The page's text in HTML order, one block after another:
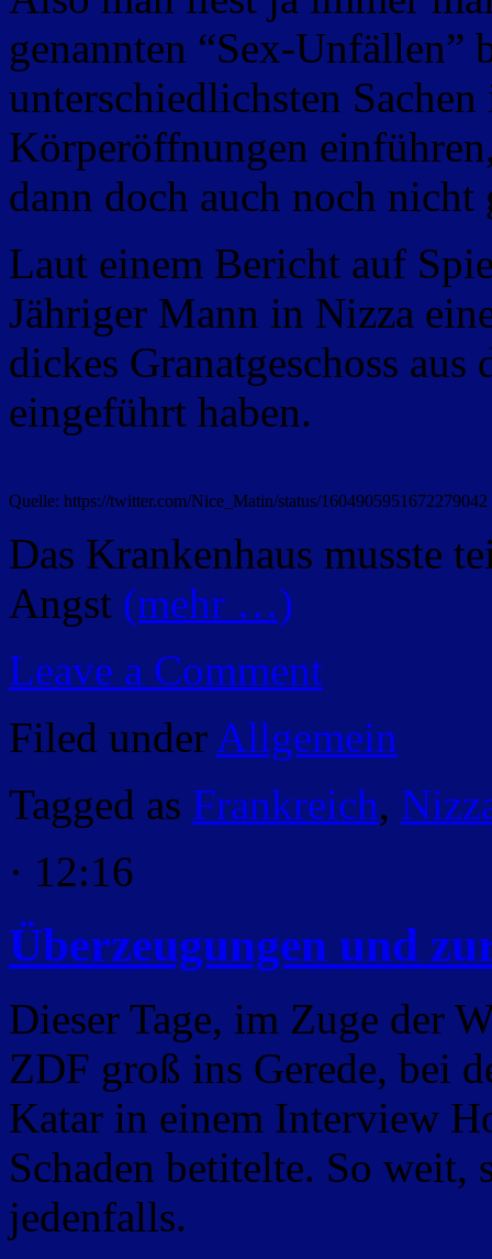
genannten “Sex-Unfällen”
unterschiedlichsten
Körperöffnungen
dann doch auch noch nicht
Laut einem Bericht auf
Jähriger Mann in Nizza
dickes Granatgeschoss
eingeführt haben.
Quelle: https://twitter.com/Nice_Matin/status/1604905951672279042
Das Krankenhaus musste
Angst (mehr …)
Leave a Comment
Filed under Allgemein
Tagged as Frankreich,
· 12:16
Überzeugungen und
Dieser Tage, im Zuge der
ZDF groß ins Gerede, bei
Katar in einem Interview
Schaden betitelte. So weit,
jedenfalls.